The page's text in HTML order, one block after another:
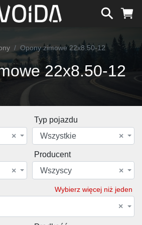
Opony zimowe 22x8.50-12
22x8.50-12
×
Typ pojazdu
×
Wszystkie
×
Producent
×
Wszyscy
Wybierz więcej niż jeden
×